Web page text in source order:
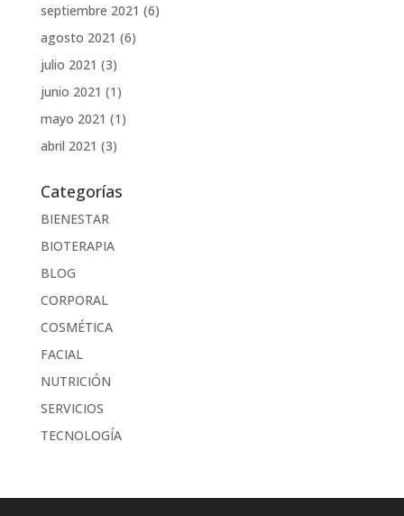
septiembre 2021 (6)
agosto 2021 (6)
julio 2021 (3)
junio 2021 (1)
mayo 2021 (1)
abril 2021 (3)
Categorías
BIENESTAR
BIOTERAPIA
BLOG
CORPORAL
COSMÉTICA
FACIAL
NUTRICIÓN
SERVICIOS
TECNOLOGÍA